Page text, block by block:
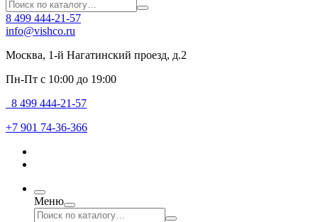
8 499 444-21-57
info@vishco.ru
Москва, 1-й Нагатинский проезд, д.2
Пн-Пт с 10:00 до 19:00
8 499 444-21-57
+7 901 74-36-366
Меню